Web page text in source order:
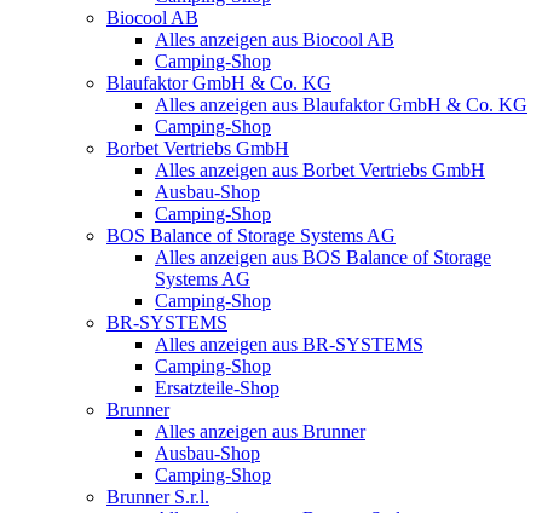
Biocool AB
Alles anzeigen aus Biocool AB
Camping-Shop
Blaufaktor GmbH & Co. KG
Alles anzeigen aus Blaufaktor GmbH & Co. KG
Camping-Shop
Borbet Vertriebs GmbH
Alles anzeigen aus Borbet Vertriebs GmbH
Ausbau-Shop
Camping-Shop
BOS Balance of Storage Systems AG
Alles anzeigen aus BOS Balance of Storage
Systems AG
Camping-Shop
BR-SYSTEMS
Alles anzeigen aus BR-SYSTEMS
Camping-Shop
Ersatzteile-Shop
Brunner
Alles anzeigen aus Brunner
Ausbau-Shop
Camping-Shop
Brunner S.r.l.